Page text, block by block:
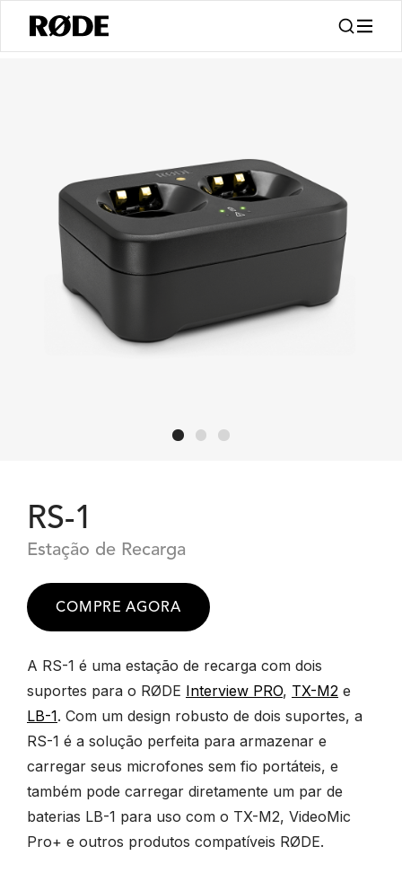
RS-1
Estação de Recarga
COMPRE AGORA
A RS-1 é uma estação de recarga com dois
suportes para o RØDE Interview PRO, TX-M2 e
LB-1. Com um design robusto de dois suportes, a
RS-1 é a solução perfeita para armazenar e
carregar seus microfones sem fio portáteis, e
também pode carregar diretamente um par de
baterias LB-1 para uso com o TX-M2, VideoMic
Pro+ e outros produtos compatíveis RØDE.